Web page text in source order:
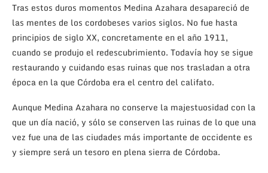
Tras estos duros momentos Medina Azahara desapareció de
las mentes de los cordobeses varios siglos. No fue hasta
principios de siglo XX, concretamente en el año 1911,
cuando se produjo el redescubrimiento. Todavía hoy se sigue
restaurando y cuidando esas ruinas que nos trasladan a otra
época en la que Córdoba era el centro del califato.
Aunque Medina Azahara no conserve la majestuosidad con la
que un día nació, y sólo se conserven las ruinas de lo que una
vez fue una de las ciudades más importante de occidente es
y siempre será un tesoro en plena sierra de Córdoba.